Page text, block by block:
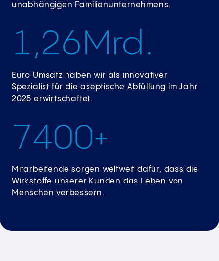
unabhängigen Familienunternehmens.
1,26Mrd.
Euro Umsatz haben wir als innovativer
Spezialist für die aseptische Abfüllung im Jahr
2025 erwirtschaftet.
7400+
Mitarbeitende sorgen weltweit dafür, dass die
Wirkstoffe unserer Kunden das Leben von
Menschen verbessern.